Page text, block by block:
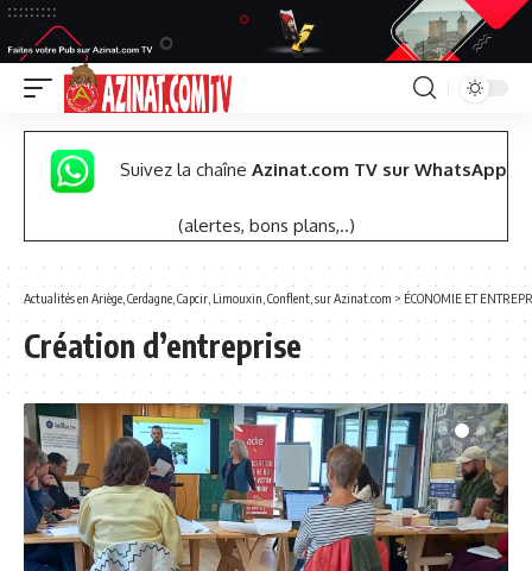
Suivez la chaîne Azinat.com TV sur WhatsApp
(alertes, bons plans,..)
Actualités en Ariège, Cerdagne, Capcir, Limouxin, Conflent, sur Azinat.com > ÉCONOMIE ET
Création d’entreprise